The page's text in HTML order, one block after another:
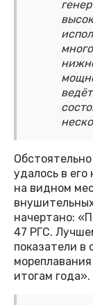
удалось в
на видном
начертано:
47 РГС.
показатели в
итогам года».